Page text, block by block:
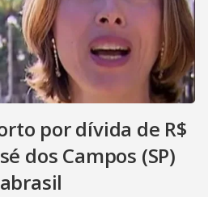
por dívida de R$
dos Campos (SP)